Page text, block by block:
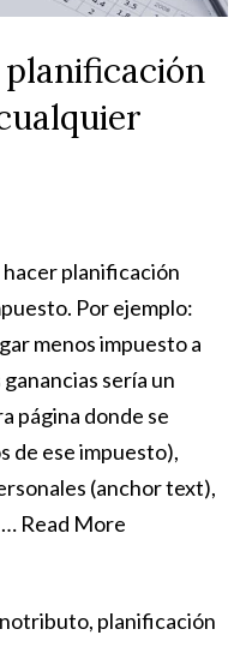
planificación
hacer planificación
Por ejemplo:
menos impuesto a
sería un
página donde se
de ese impuesto),
(anchor text),
… Read More
, planificación